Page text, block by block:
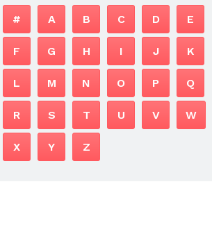
# A B C D E
F G H I J K
L M N O P Q
R S T U V W
X Y Z